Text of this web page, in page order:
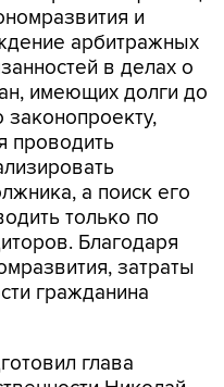
и
арбитражных
в делах о
имеющих долги до
проводить
а поиск его
только по
Благодаря
затраты
гражданина
глава